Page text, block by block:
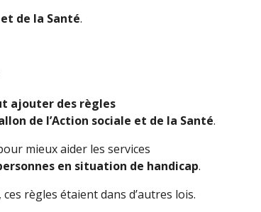
de la Santé.
ajouter des règles
de l’Action sociale et de la Santé.
mieux aider les services
en situation de handicap.
ces règles étaient dans d’autres lois.